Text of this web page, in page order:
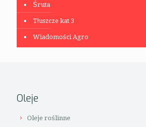
Śruta
Tłuszcze kat 3
Wiadomości Agro
Oleje
Oleje roślinne